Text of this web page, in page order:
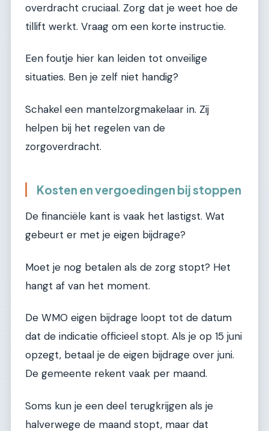
overdracht cruciaal. Zorg dat je weet hoe de
tillift werkt. Vraag om een korte instructie.
Een foutje hier kan leiden tot onveilige
situaties. Ben je zelf niet handig?
Schakel een mantelzorgmakelaar in. Zij
helpen bij het regelen van de
zorgoverdracht.
Kosten en vergoedingen bij stoppen
De financiële kant is vaak het lastigst. Wat
gebeurt er met je eigen bijdrage?
Moet je nog betalen als de zorg stopt? Het
hangt af van het moment.
De WMO eigen bijdrage loopt tot de datum
dat de indicatie officieel stopt. Als je op 15 juni
opzegt, betaal je de eigen bijdrage over juni.
De gemeente rekent vaak per maand.
Soms kun je een deel terugkrijgen als je
halverwege de maand stopt, maar dat